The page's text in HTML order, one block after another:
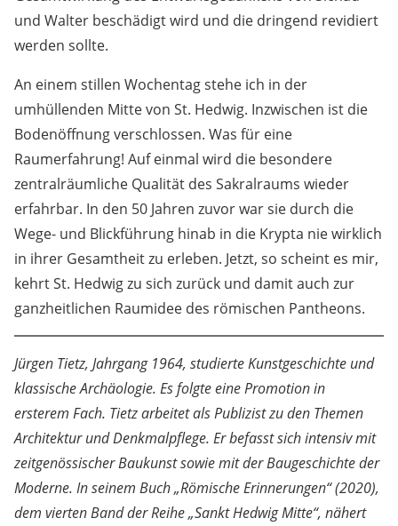
und Walter beschädigt wird und die dringend revidiert
werden sollte.
An einem stillen Wochentag stehe ich in der
umhüllenden Mitte von St. Hedwig. Inzwischen ist die
Bodenöffnung verschlossen. Was für eine
Raumerfahrung! Auf einmal wird die besondere
zentralräumliche Qualität des Sakralraums wieder
erfahrbar. In den 50 Jahren zuvor war sie durch die
Wege- und Blickführung hinab in die Krypta nie wirklich
in ihrer Gesamtheit zu erleben. Jetzt, so scheint es mir,
kehrt St. Hedwig zu sich zurück und damit auch zur
ganzheitlichen Raumidee des römischen Pantheons.
Jürgen Tietz, Jahrgang 1964, studierte Kunstgeschichte und
klassische Archäologie. Es folgte eine Promotion in
ersterem Fach. Tietz arbeitet als Publizist zu den Themen
Architektur und Denkmalpflege. Er befasst sich intensiv mit
zeitgenössischer Baukunst sowie mit der Baugeschichte der
Moderne. In seinem Buch „Römische Erinnerungen“ (2020),
dem vierten Band der Reihe „Sankt Hedwig Mitte“, nähert